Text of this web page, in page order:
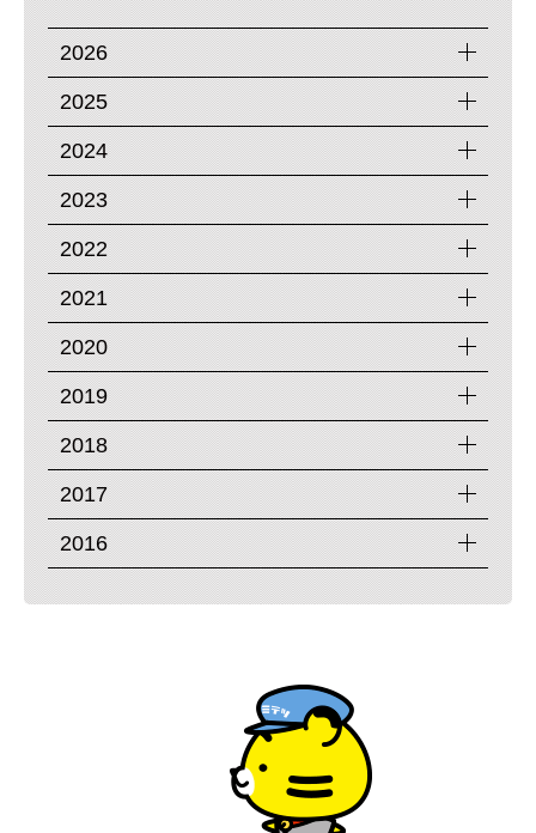
2026
2025
2024
2023
2022
2021
2020
2019
2018
2017
2016